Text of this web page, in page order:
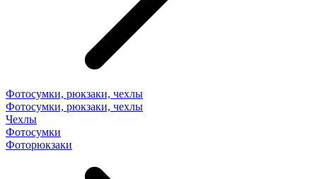
Фотосумки, рюкзаки, чехлы
Фотосумки, рюкзаки, чехлы
Чехлы
Фотосумки
Фоторюкзаки